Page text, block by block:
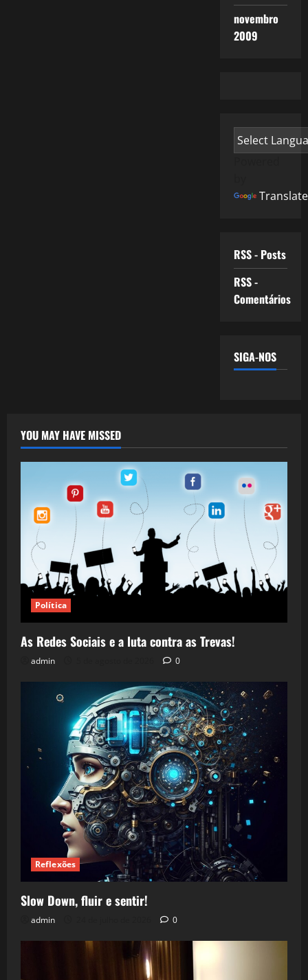
novembro
2009
Translate
RSS - Posts
RSS -
Comentários
SIGA-NOS
YOU MAY HAVE MISSED
Política
As Redes Sociais e a luta contra as Trevas!
admin 0
Reflexões
Slow Down, fluir e sentir!
admin 0